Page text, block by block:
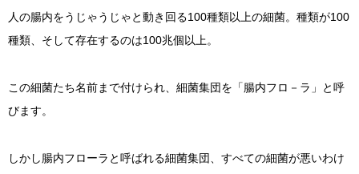
人の腸内をうじゃうじゃと動き回る100種類以上の細菌。種類が100
種類、そして存在するのは100兆個以上。
この細菌たち名前まで付けられ、細菌集団を「腸内フロ－ラ」と呼
びます。
しかし腸内フローラと呼ばれる細菌集団、すべての細菌が悪いわけ